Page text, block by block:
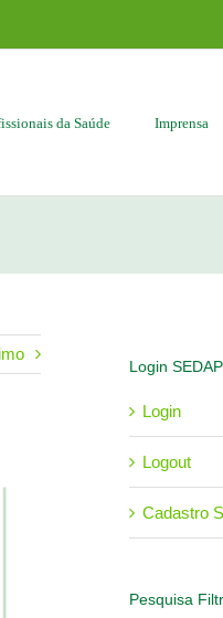
da Saúde Imprensa
Login SEDAP
Login
Logout
Cadastro
Pesquisa